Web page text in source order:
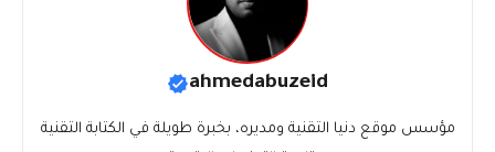
ahmedabuzeid
مؤسس موقع دنيا التقنية ومديره، بخبرة طويلة في الكتابة التقنية